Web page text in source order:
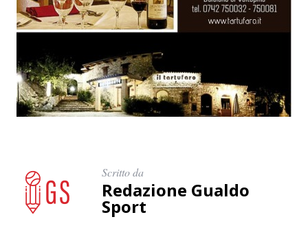
Scritto da
Redazione Gualdo
Sport
e
r
a
p
e
r